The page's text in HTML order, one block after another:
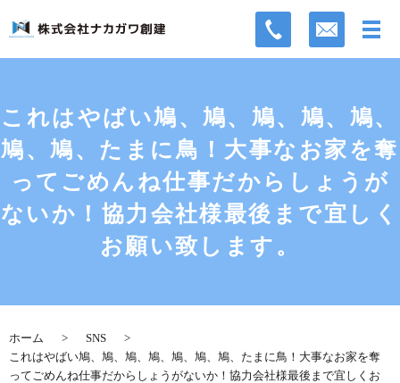
これはやばい️鳩、鳩、鳩、鳩、鳩、
鳩、鳩、たまに鳥！大事なお家を奪
ってごめんね仕事だからしょうが
ないか！協力会社様最後まで宜しく
お願い致します。
ホーム
SNS
これはやばい️鳩、鳩、鳩、鳩、鳩、鳩、鳩、たまに鳥！大事なお家を奪
ってごめんね仕事だからしょうがないか！協力会社様最後まで宜しくお